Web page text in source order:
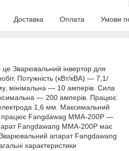
Доставка Оплата Умови
Зварювальний інвертор для
Потужність (кВт/кВА) — 7,1/
мінімальна — 10 амперів. Сила
— 200 амперів. Працює
1,6 мм. Максимальний
працює Fangdawag MMA-200Р —
Fangdawang MMA-200Р має
апарат Fangdawang
характеристики